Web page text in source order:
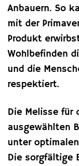
Anbauern. So
mit der
Produkt
Wohlbefinden
und die
respektiert.
Die Melisse für
ausgewählten
unter
Die sorgfältige